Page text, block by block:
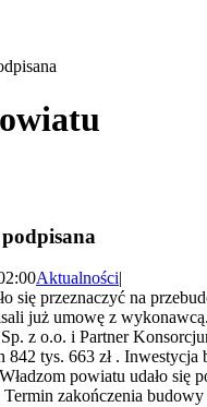
Aktualności|
się przeznaczyć na
już umowę z
z o.o. i Partner
tys. 663 zł .
powiatu udało się
zakończenia